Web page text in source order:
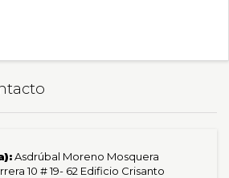
Asdrúbal Moreno Mosquera
10 # 19- 62 Edificio Crisanto